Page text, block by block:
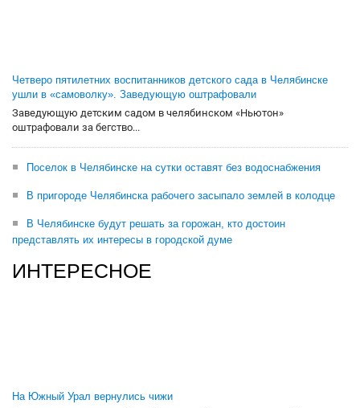
Четверо пятилетних воспитанников детского сада в Челябинске
ушли в «самоволку». Заведующую оштрафовали
Заведующую детским садом в челябинском «Ньютон»
оштрафовали за бегство...
Поселок в Челябинске на сутки оставят без водоснабжения
В пригороде Челябинска рабочего засыпало землей в колодце
В Челябинске будут решать за горожан, кто достоин
представлять их интересы в городской думе
ИНТЕРЕСНОЕ
На Южный Урал вернулись чижи